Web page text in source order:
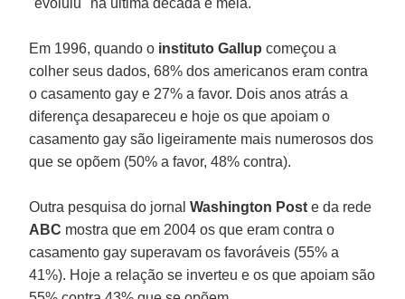
Em 1996, quando o instituto Gallupcomeçou a
colher seus dados, 68% dos americanos eram contra
o casamento gay e 27% a favor. Dois anos atrás a
diferença desapareceu e hoje os que apoiam o
casamento gay são ligeiramente mais numerosos dos
que se opõem (50% a favor, 48% contra).
Outra pesquisa do jornal Washington Poste da rede
ABC mostra que em 2004 os que eram contra o
casamento gay superavam os favoráveis (55% a
41%). Hoje a relação se inverteu e os que apoiam são